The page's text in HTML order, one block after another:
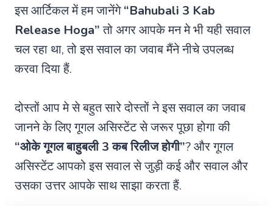
इस आर्टिकल में हम जानेंगे“Bahubali 3 Kab
Release Hoga”तो अगर आपके मन मे भी यही सवाल
चल रहा था, तो इस सवाल का जवाब मैंने नीचे उपलब्ध
करवा दिया हैं.
दोस्तों आप मे से बहुत सारे दोस्तों ने इस सवाल का जवाब
जानने के लिए गूगल असिस्टेंट से जरूर पूछा होगा की
“ओके गूगल बाहुबली 3 कब रिलीज होगी”? और गूगल
असिस्टेंट आपको इस सवाल से जुड़ी कई और सवाल और
उसका उत्तर आपके साथ साझा करता हैं.